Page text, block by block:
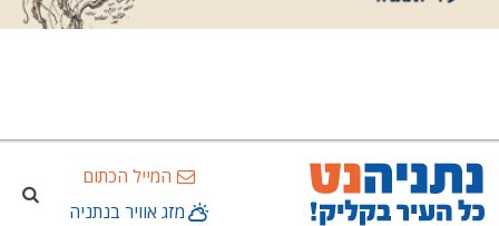
המייל הכתום
מזג אוויר בנתניה